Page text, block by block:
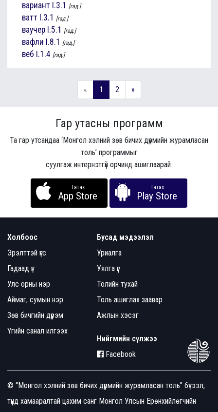
вариант I.3.1 [гад.]
ватт I.3.1 [гад.]
ваучер I.5.1 [гад.]
вафли I.8.1 [гад.]
веб I.1.4 [гад.]
« 1 2 »
Гар утасны программ
Та гар утсандаа ‘Монгол хэлний зөв бичих дүрмийн журамласан
толь’ программыг
суулгаж интернэтгүй орчинд ашиглаарай.
Татах
App Store
Татах
Play Store
Холбоос
Эрэлттэй үгс
Гадаад үг
Улс орны нэр
Аймаг, сумын нэр
Зөв бичгийн дүрэм
Үгийн санал илгээх
Бусад мэдээлэл
Уриалга
Уялга үг
Толийн тухай
Толь ашиглах заавар
Ажлын хэсэг
Нийгмийн сүлжээ
Facebook
© “Монгол хэлний зөв бичих дүрмийн журамласан толь” бүтээл,
түүнд хамааралтай цахим санг Монгол Улсын Ерөнхийлөгчийн